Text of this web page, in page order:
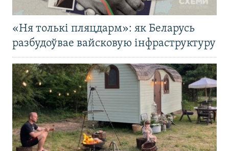
«Ня толькі пляцдарм»: як Беларусь
разбудоўвае вайсковую інфраструктуру